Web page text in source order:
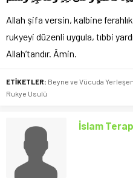
Allah şifa versin, kalbine
rukyeyi düzenli uygula, tıbbi
Allah’tandır. Âmin.
ETİKETLER: Beyne ve Vücuda
Rukye Usulü
İslam